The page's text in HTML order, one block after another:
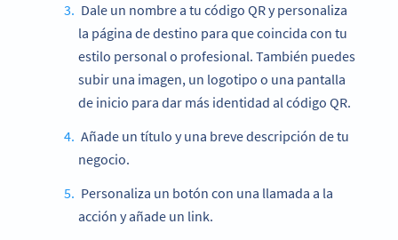
Dale un nombre a tu código QR y personaliza
la página de destino para que coincida con tu
estilo personal o profesional. También puedes
subir una imagen, un logotipo o una pantalla
de inicio para dar más identidad al código QR.
Añade un título y una breve descripción de tu
negocio.
Personaliza un botón con una llamada a la
acción y añade un link.